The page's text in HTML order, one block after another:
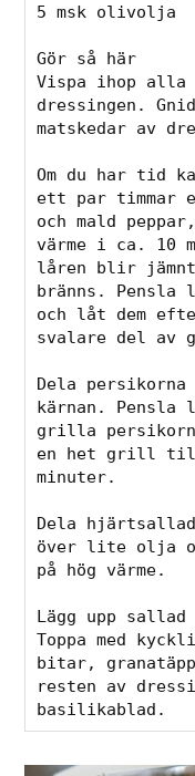
5 msk olivolja⁠
Gör så här⁠
Vispa ihop
dressingen.
matskedar av
Om du har tid
ett par timmar
och mald
värme i ca. 10
låren blir
bränns. Pensla
och låt dem
svalare del av
Dela
kärnan.
grilla
en het grill
minuter.⁠
Dela
över lite olja
på hög värme.⁠
Lägg upp
Toppa med
bitar,
resten av
basilikablad.